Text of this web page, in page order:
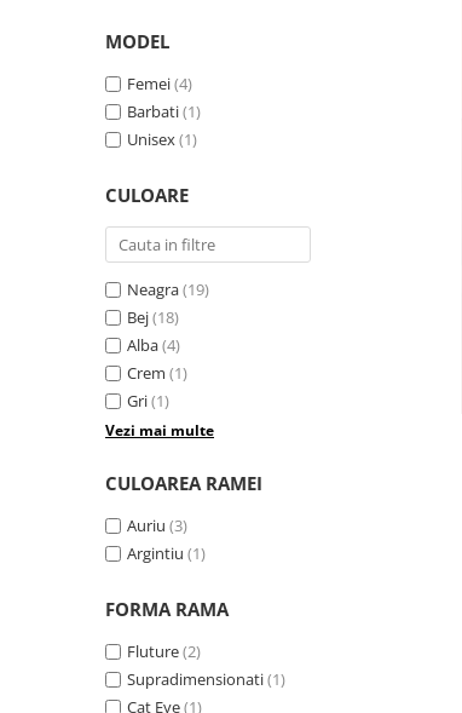
MODEL
Femei(4)
Barbati(1)
Unisex(1)
CULOARE
Neagra(19)
Bej(18)
Alba(4)
Crem (1)
Gri(1)
Vezi mai multe
CULOAREA RAMEI
Auriu (3)
Argintiu (1)
FORMA RAMA
Fluture(2)
Supradimensionati(1)
Cat Eye(1)